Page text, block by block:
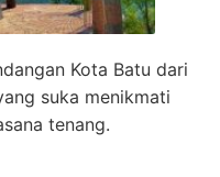
Kota Batu dari
suka menikmati
tenang.